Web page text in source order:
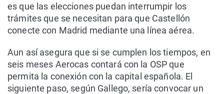
es que las elecciones puedan interrumpir los
trámites que se necesitan para que Castellón
conecte con Madrid mediante una línea aérea.
Aun así asegura que si se cumplen los tiempos, en
seis meses Aerocas contará con la OSP que
permita la conexión con la capital española. El
siguiente paso, según Gallego, sería convocar un